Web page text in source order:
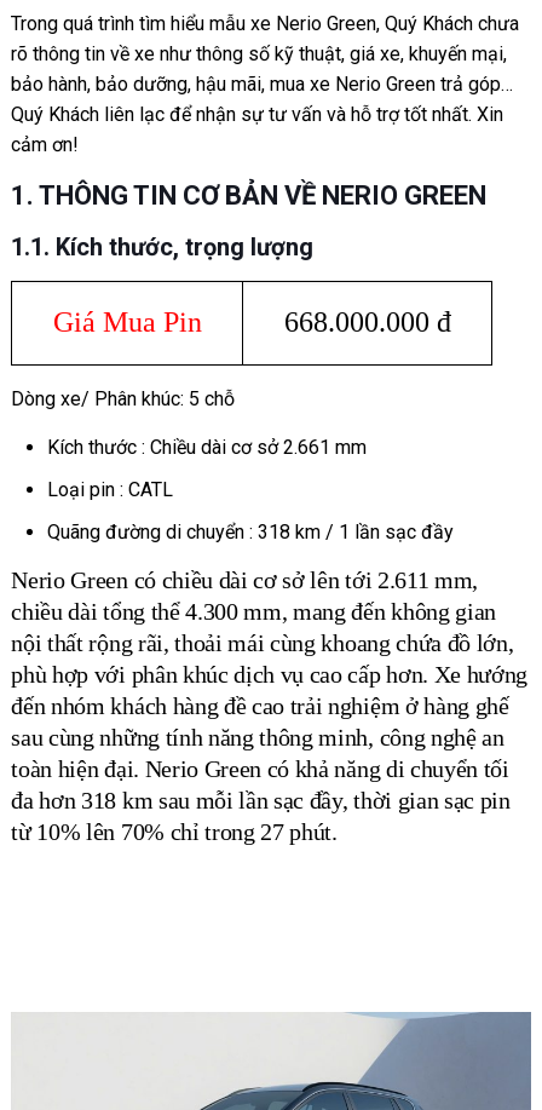
Trong quá trình tìm hiểu mẫu xe Nerio Green, Quý Khách chưa
rõ thông tin về xe như thông số kỹ thuật, giá xe, khuyến mại,
bảo hành, bảo dưỡng, hậu mãi, mua xe Nerio Green trả góp…
Quý Khách liên lạc để nhận sự tư vấn và hỗ trợ tốt nhất. Xin
cảm ơn!
1. THÔNG TIN CƠ BẢN VỀ NERIO GREEN
1.1. Kích thước, trọng lượng
Giá Mua Pin 668.000.000 đ
Dòng xe/ Phân khúc: 5 chỗ
Kích thước : Chiều dài cơ sở 2.661 mm
Loại pin : CATL
Quãng đường di chuyển : 318 km / 1 lần sạc đầy
Nerio Green có chiều dài cơ sở lên tới 2.611 mm,
chiều dài tổng thể 4.300 mm, mang đến không gian
nội thất rộng rãi, thoải mái cùng khoang chứa đồ lớn,
phù hợp với phân khúc dịch vụ cao cấp hơn. Xe hướng
đến nhóm khách hàng đề cao trải nghiệm ở hàng ghế
sau cùng những tính năng thông minh, công nghệ an
toàn hiện đại. Nerio Green có khả năng di chuyển tối
đa hơn 318 km sau mỗi lần sạc đầy, thời gian sạc pin
từ 10% lên 70% chỉ trong 27 phút.